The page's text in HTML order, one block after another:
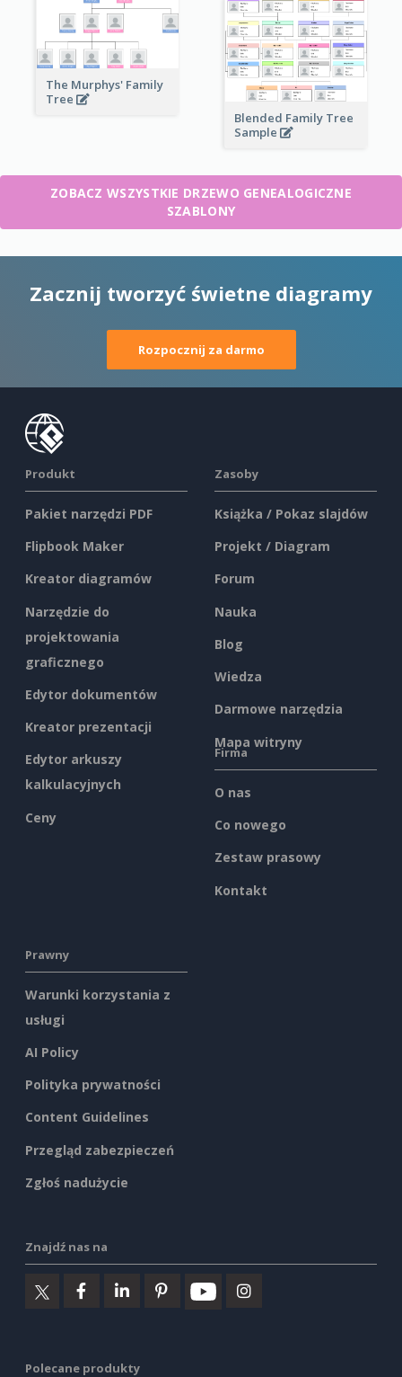
The Murphys' Family
Tree
Blended Family Tree
Sample
ZOBACZ WSZYSTKIE DRZEWO GENEALOGICZNE
SZABLONY
Zacznij tworzyć świetne diagramy
Rozpocznij za darmo
Produkt
Pakiet narzędzi PDF
Flipbook Maker
Kreator diagramów
Narzędzie do
projektowania
graficznego
Edytor dokumentów
Kreator prezentacji
Edytor arkuszy
kalkulacyjnych
Ceny
Zasoby
Książka / Pokaz slajdów
Projekt / Diagram
Forum
Nauka
Blog
Wiedza
Darmowe narzędzia
Mapa witryny
Firma
O nas
Co nowego
Zestaw prasowy
Kontakt
Prawny
Warunki korzystania z
usługi
AI Policy
Polityka prywatności
Content Guidelines
Przegląd zabezpieczeń
Zgłoś nadużycie
Znajdź nas na
Polecane produkty